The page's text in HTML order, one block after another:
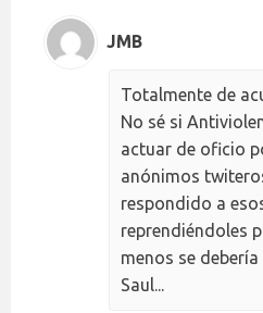
JMB
Totalmente de
No sé si
actuar de oficio
anónimos
respondido a
reprendiéndoles
menos se
Saul...